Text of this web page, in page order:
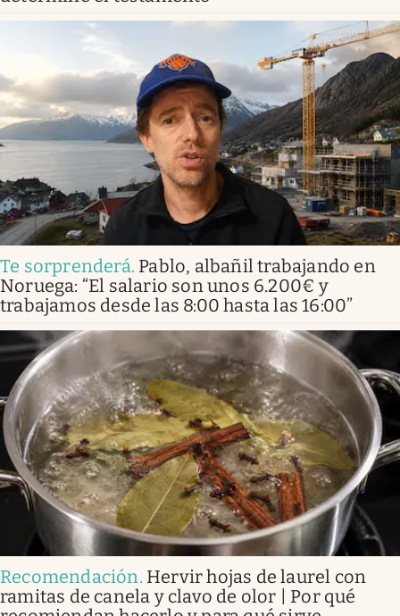
Te sorprenderá. Pablo, albañil trabajando en
Noruega: “El salario son unos 6.200€ y
trabajamos desde las 8:00 hasta las 16:00”
Recomendación. Hervir hojas de laurel con
ramitas de canela y clavo de olor | Por qué